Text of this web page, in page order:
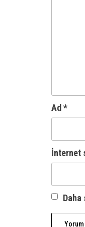
Ad *
İnternet
Daha